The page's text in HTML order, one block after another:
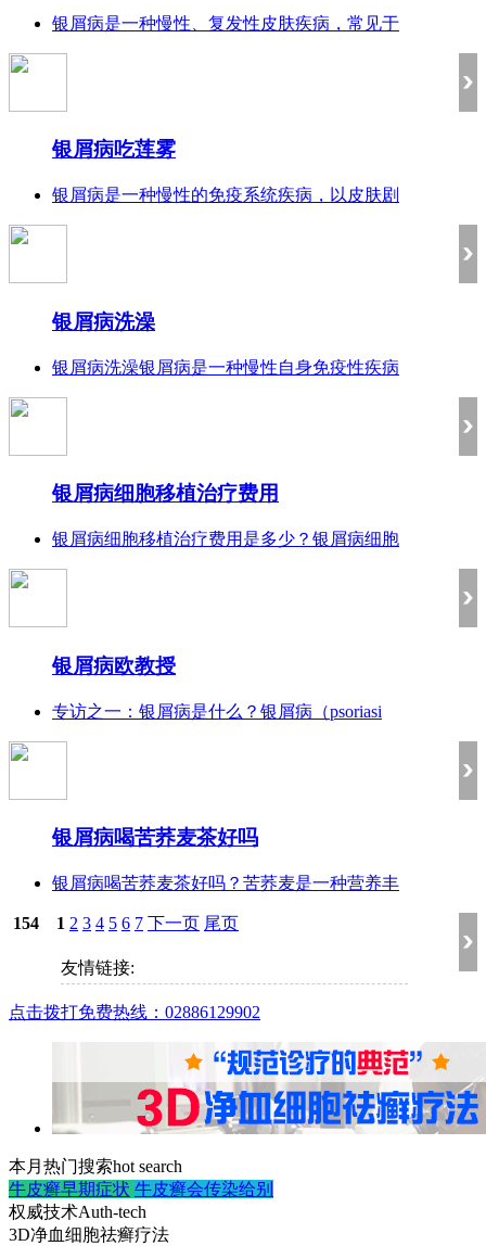
银屑病是一种慢性、复发性皮肤疾病，常见于
银屑病吃莲雾
银屑病是一种慢性的免疫系统疾病，以皮肤剧
银屑病洗澡
银屑病洗澡银屑病是一种慢性自身免疫性疾病
银屑病细胞移植治疗费用
银屑病细胞移植治疗费用是多少？银屑病细胞
银屑病欧教授
专访之一：银屑病是什么？银屑病（psoriasi
银屑病喝苦荞麦茶好吗
银屑病喝苦荞麦茶好吗？苦荞麦是一种营养丰
154 1 2 3 4 5 6 7 下一页 尾页
友情链接:
点击拨打免费热线：02886129902
本月热门搜索hot search
牛皮癣早期症状 牛皮癣会传染给别
权威技术Auth-tech
3D净血细胞祛癣疗法